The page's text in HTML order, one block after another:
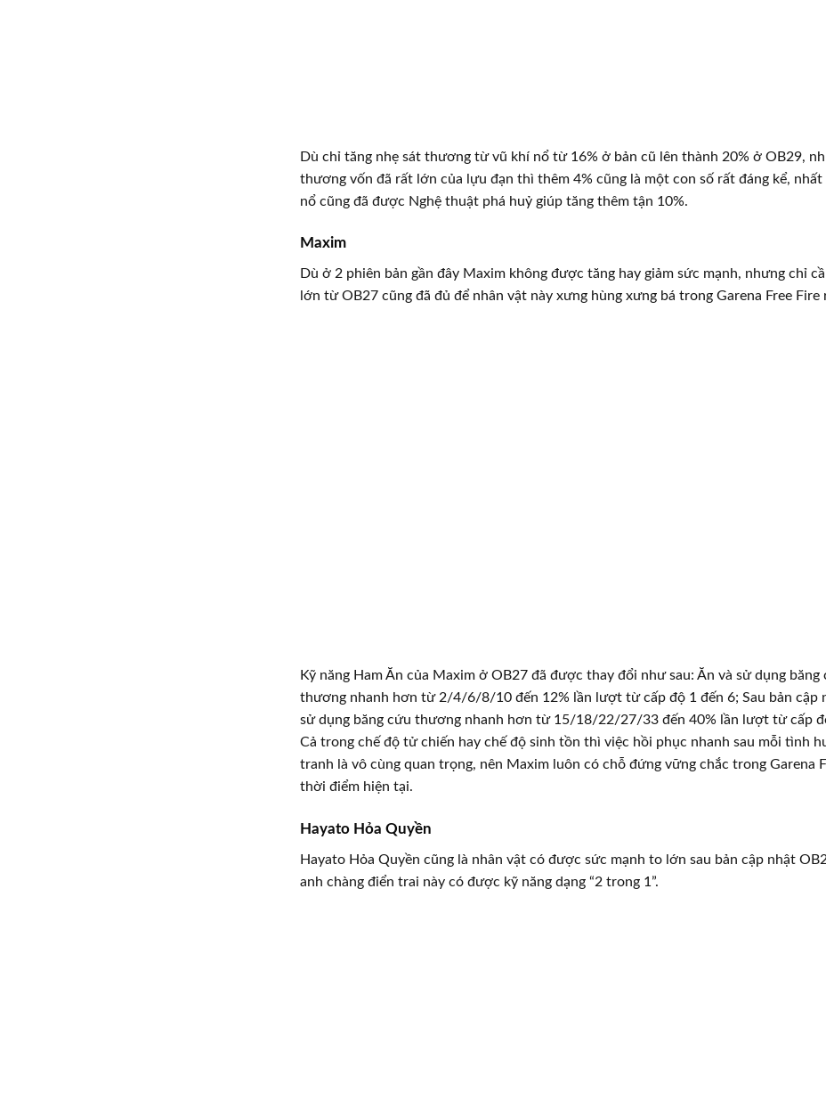
Dù chỉ tăng nhẹ sát thương từ vũ khí nổ từ 16% ở bản cũ lên thành 20% ở OB29,
thương vốn đã rất lớn của lựu đạn thì thêm 4% cũng là một con số rất đáng kể, nhất
nổ cũng đã được Nghệ thuật phá huỷ giúp tăng thêm tận 10%.
Maxim
Dù ở 2 phiên bản gần đây Maxim không được tăng hay giảm sức mạnh, nhưng chỉ
lớn từ OB27 cũng đã đủ để nhân vật này xưng hùng xưng bá trong Garena Free Fire
Kỹ năng Ham Ăn của Maxim ở OB27 đã được thay đổi như sau: Ăn và sử dụng băng
thương nhanh hơn từ 2/4/6/8/10 đến 12% lần lượt từ cấp độ 1 đến 6; Sau bản cập
sử dụng băng cứu thương nhanh hơn từ 15/18/22/27/33 đến 40% lần lượt từ cấp
Cả trong chế độ tử chiến hay chế độ sinh tồn thì việc hồi phục nhanh sau mỗi tình
tranh là vô cùng quan trọng, nên Maxim luôn có chỗ đứng vững chắc trong Garena
thời điểm hiện tại.
Hayato Hỏa Quyền
Hayato Hỏa Quyền cũng là nhân vật có được sức mạnh to lớn sau bản cập nhật
anh chàng điển trai này có được kỹ năng dạng “2 trong 1”.